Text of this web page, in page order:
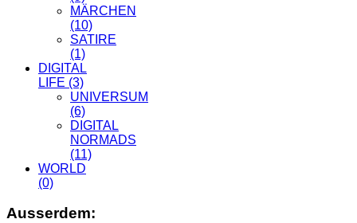
MÄRCHEN
(10)
SATIRE
(1)
DIGITAL
LIFE (3)
UNIVERSUM
(6)
DIGITAL
NORMADS
(11)
WORLD
(0)
Ausserdem: